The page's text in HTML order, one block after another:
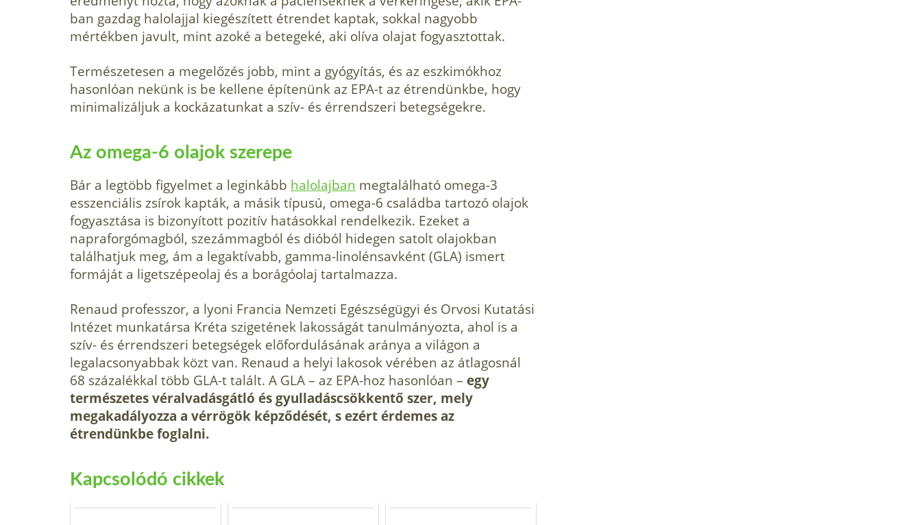
ban gazdag halolajjal kiegészített étrendet kaptak, sokkal nagyobb
mértékben javult, mint azoké a betegeké, aki olíva olajat fogyasztottak.
Természetesen a megelőzés jobb, mint a gyógyítás, és az eszkimókhoz
hasonlóan nekünk is be kellene építenünk az EPA-t az étrendünkbe, hogy
minimalizáljuk a kockázatunkat a szív- és érrendszeri betegségekre.
Az omega-6 olajok szerepe
Bár a legtöbb figyelmet a leginkább halolajban megtalálható omega-3
esszenciális zsírok kapták, a másik típusú, omega-6 családba tartozó olajok
fogyasztása is bizonyított pozitív hatásokkal rendelkezik. Ezeket a
napraforgómagból, szezámmagból és dióból hidegen satolt olajokban
találhatjuk meg, ám a legaktívabb, gamma-linolénsavként (GLA) ismert
formáját a ligetszépeolaj és a borágóolaj tartalmazza.
Renaud professzor, a lyoni Francia Nemzeti Egészségügyi és Orvosi Kutatási
Intézet munkatársa Kréta szigetének lakosságát tanulmányozta, ahol is a
szív- és érrendszeri betegségek előfordulásának aránya a világon a
legalacsonyabbak közt van. Renaud a helyi lakosok vérében az átlagosnál
68 százalékkal több GLA-t talált. A GLA – az EPA-hoz hasonlóan – egy
természetes véralvadásgátló és gyulladáscsökkentő szer, mely
megakadályozza a vérrögök képződését, s ezért érdemes az
étrendünkbe foglalni.
Kapcsolódó cikkek